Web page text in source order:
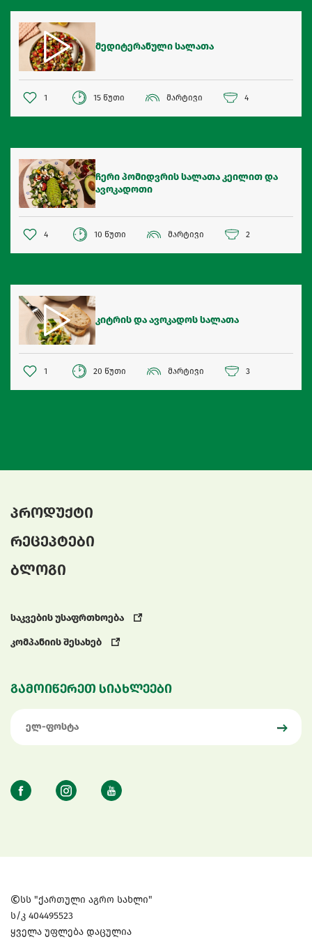
მედიტერანული სალათა
1 15 წუთი მარტივი 4
ჩერი პომიდვრის სალათა კეილით და
ავოკადოთი
4 10 წუთი მარტივი 2
კიტრის და ავოკადოს სალათა
1 20 წუთი მარტივი 3
პროდუქტი
რეცეპტები
ბლოგი
საკვების უსაფრთხოება
კომპანიის შესახებ
გამოიწერეთ სიახლეები
სს "ქართული აგრო სახლი"
ს/კ 404495523
ყველა უფლება დაცულია